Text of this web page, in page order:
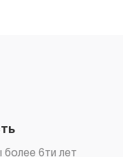
6ти лет